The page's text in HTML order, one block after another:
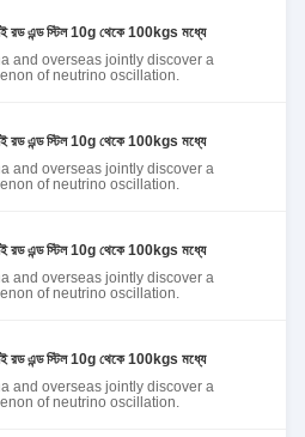
রড এন্ড স্টিল 10g থেকে 100kgs মধ্যে
and overseas jointly discover a
of neutrino oscillation.
রড এন্ড স্টিল 10g থেকে 100kgs মধ্যে
and overseas jointly discover a
of neutrino oscillation.
রড এন্ড স্টিল 10g থেকে 100kgs মধ্যে
and overseas jointly discover a
of neutrino oscillation.
রড এন্ড স্টিল 10g থেকে 100kgs মধ্যে
and overseas jointly discover a
of neutrino oscillation.